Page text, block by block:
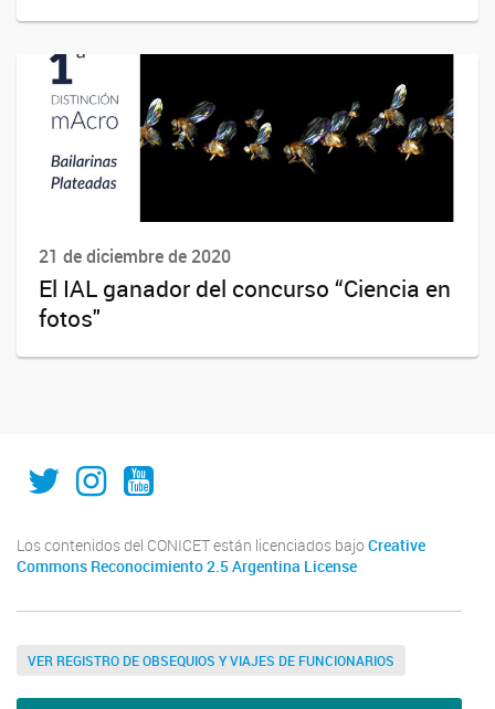
21 de diciembre de 2020
El IAL ganador del concurso “Ciencia en
fotos"
IAL_CONICET
ial.conicet.unl
ialcomunica
Los contenidos del CONICET están licenciados bajo Creative
Commons Reconocimiento 2.5 Argentina License
VER REGISTRO DE OBSEQUIOS Y VIAJES DE FUNCIONARIOS